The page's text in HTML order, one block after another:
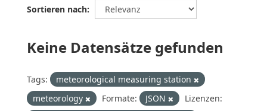
Sortieren nach
Keine Datensätze gefunden
Tags:
meteorological measuring station
meteorology
Formate: JSON
Lizenzen: